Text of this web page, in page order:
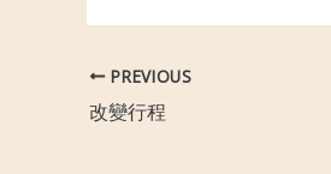
PREVIOUS
改變行程